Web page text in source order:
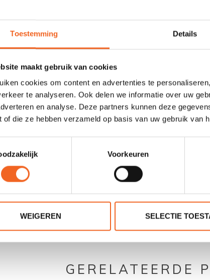
Toestemming Details
maakt gebruik van cookies
cookies om content en advertenties te
te analyseren. Ook delen we informatie over uw
en analyse. Deze partners kunnen deze
of die ze hebben verzameld op basis van uw gebruik van
Voorkeuren
WEIGEREN SELECTIE
2 banden per
Ja
50 N (XS-XL)
0 sterren op basis van 0
JE BEOORDELING
GERELATEERDE